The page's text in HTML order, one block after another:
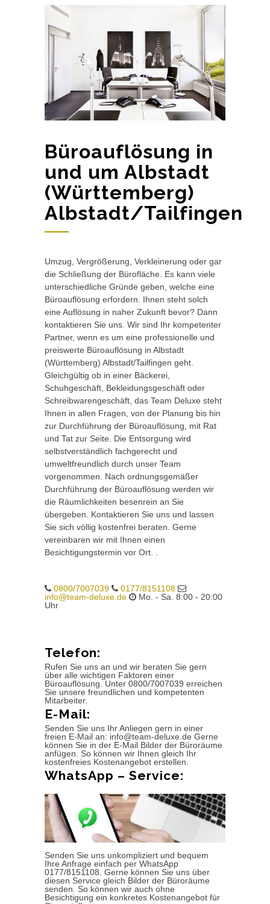
Büroauflösung in
und um Albstadt
(Württemberg)
Albstadt/Tailfingen
Umzug, Vergrößerung, Verkleinerung oder gar
die Schließung der Bürofläche. Es kann viele
unterschiedliche Gründe geben, welche eine
Büroauflösung erfordern. Ihnen steht solch
eine Auflösung in naher Zukunft bevor? Dann
kontaktieren Sie uns. Wir sind Ihr kompetenter
Partner, wenn es um eine professionelle und
preiswerte Büroauflösung in Albstadt
(Württemberg) Albstadt/Tailfingen geht.
Gleichgültig ob in einer Bäckerei,
Schuhgeschäft, Bekleidungsgeschäft oder
Schreibwarengeschäft, das Team Deluxe steht
Ihnen in allen Fragen, von der Planung bis hin
zur Durchführung der Büroauflösung, mit Rat
und Tat zur Seite. Die Entsorgung wird
selbstverständlich fachgerecht und
umweltfreundlich durch unser Team
vorgenommen. Nach ordnungsgemäßer
Durchführung der Büroauflösung werden wir
die Räumlichkeiten besenrein an Sie
übergeben. Kontaktieren Sie uns und lassen
Sie sich völlig kostenfrei beraten. Gerne
vereinbaren wir mit Ihnen einen
Besichtigungstermin vor Ort. .
0800/7007039
0177/8151108
info@team-deluxe.de
Mo. - Sa. 8:00 - 20:00
Uhr
Telefon:
Rufen Sie uns an und wir beraten Sie gern
über alle wichtigen Faktoren einer
Büroauflösung. Unter 0800/7007039 erreichen
Sie unsere freundlichen und kompetenten
Mitarbeiter.
E-Mail:
Senden Sie uns Ihr Anliegen gern in einer
freien E-Mail an: info@team-deluxe.de Gerne
können Sie in der E-Mail Bilder der Büroräume
anfügen. So können wir Ihnen gleich Ihr
kostenfreies Kostenangebot erstellen.
WhatsApp – Service:
Senden Sie uns unkompliziert und bequem
Ihre Anfrage einfach per WhatsApp
0177/8151108. Gerne können Sie uns über
diesen Service gleich Bilder der Büroräume
senden. So können wir auch ohne
Besichtigung ein konkretes Kostenangebot für